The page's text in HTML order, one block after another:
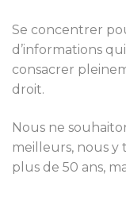
Se concentrer
d’informations
consacrer
droit.
Nous ne
meilleurs, nous y
plus de 50 ans,